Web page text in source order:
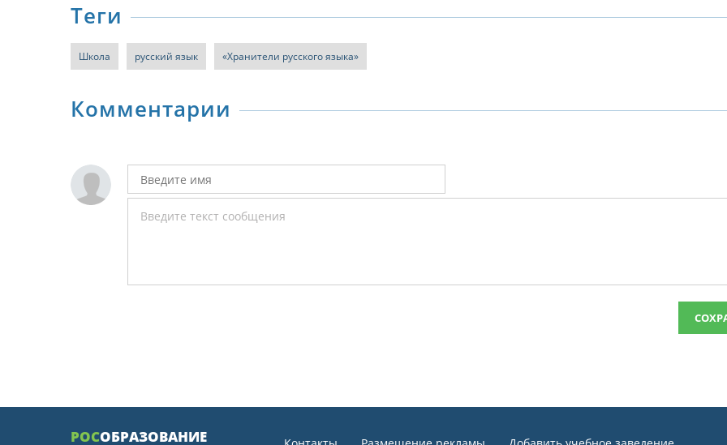
Теги
Школа русский язык «Хранители русского языка»
Комментарии
РОСОБРАЗОВАНИЕ